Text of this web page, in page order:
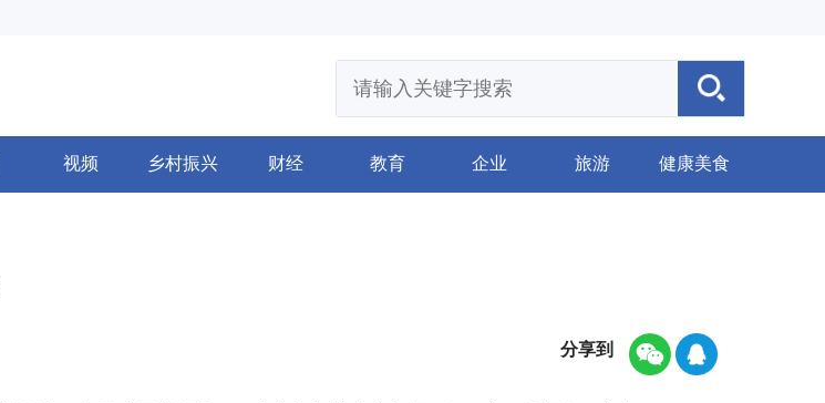
视频 乡村振兴 财经 教育 企业 旅游 健康美食
分享到